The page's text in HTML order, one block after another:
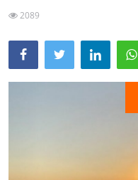
2089